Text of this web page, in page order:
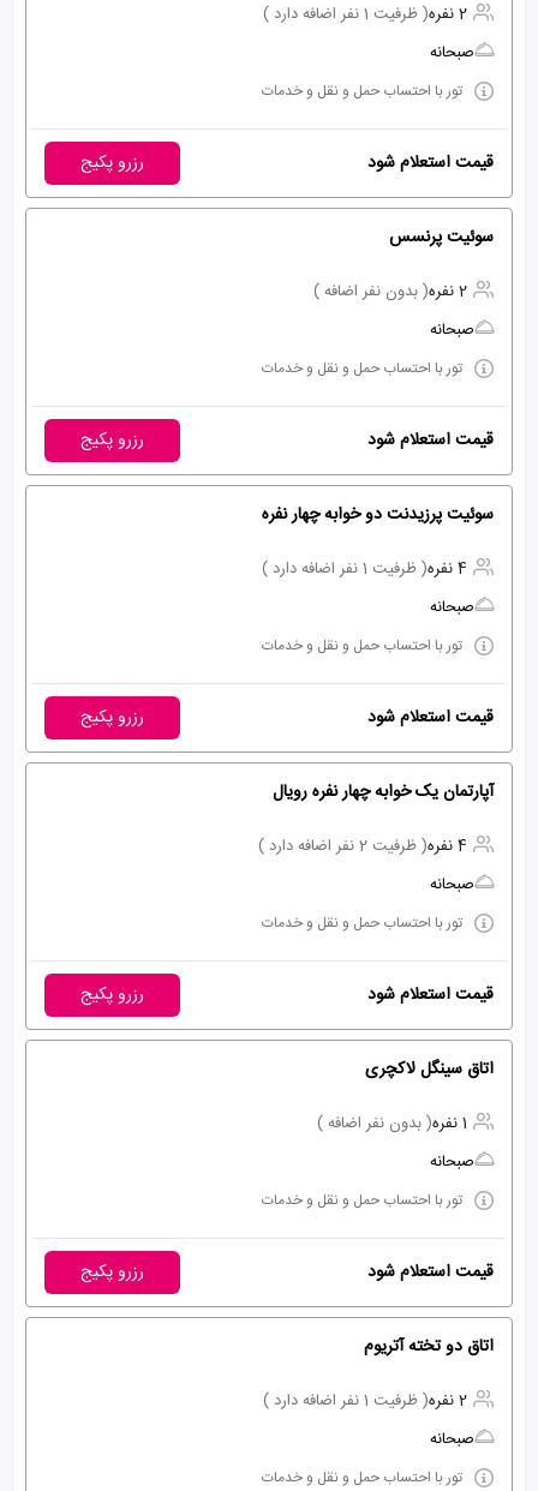
2 نفره
( ظرفیت 1 نفر اضافه دارد )
صبحانه
تور با احتساب حمل و نقل و خدمات
قیمت استعلام شود رزرو پکیج
سوئیت پرنسس
2 نفره
( بدون نفر اضافه )
صبحانه
تور با احتساب حمل و نقل و خدمات
قیمت استعلام شود رزرو پکیج
سوئیت پرزیدنت دو خوابه چهار نفره
4 نفره
( ظرفیت 1 نفر اضافه دارد )
صبحانه
تور با احتساب حمل و نقل و خدمات
قیمت استعلام شود رزرو پکیج
آپارتمان یک خوابه چهار نفره رویال
4 نفره
( ظرفیت 2 نفر اضافه دارد )
صبحانه
تور با احتساب حمل و نقل و خدمات
قیمت استعلام شود رزرو پکیج
اتاق سینگل لاکچری
1 نفره
( بدون نفر اضافه )
صبحانه
تور با احتساب حمل و نقل و خدمات
قیمت استعلام شود رزرو پکیج
اتاق دو تخته آتریوم
2 نفره
( ظرفیت 1 نفر اضافه دارد )
صبحانه
تور با احتساب حمل و نقل و خدمات